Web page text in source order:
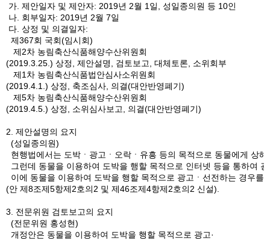
가. 제안일자 및 제안자: 2019년 2월 1일, 성일종의원 등 10인
나. 회부일자: 2019년 2월 7일
다. 상정 및 의결일자:
제367회 국회(임시회)
제2차 농림축산식품해양수산위원회
(2019.3.25.) 상정, 제안설명, 검토보고, 대체토론, 소위회부
제1차 농림축산식품법안심사소위원회
(2019.4.1.) 상정, 축조심사, 의결(대안반영폐기)
제5차 농림축산식품해양수산위원회
(2019.4.5.) 상정, 소위심사보고, 의결(대안반영폐기)
2. 제안설명의 요지
(성일종의원)
현행법에서는 도박ㆍ광고ㆍ오락ㆍ유흥 등의 목적으로 동물에게 상
그런데 동물을 이용하여 도박을 행할 목적으로 인터넷 등을 통하여
이에 동물을 이용하여 도박을 행할 목적으로 광고ㆍ선전하는 경우
(안 제8조제5항제2호의2 및 제46조제4항제2호의2 신설).
3. 전문위원 검토보고의 요지
(전문위원 홍성현)
개정안은 동물을 이용하여 도박을 행할 목적으로 광고·